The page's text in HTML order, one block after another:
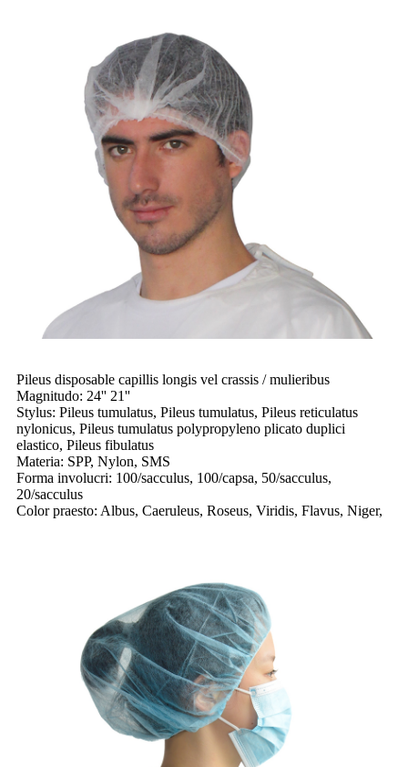
Pileus disposable capillis longis vel crassis / mulieribus
Magnitudo: 24'' 21''
Stylus: Pileus tumulatus, Pileus tumulatus, Pileus reticulatus
nylonicus, Pileus tumulatus polypropyleno plicato duplici
elastico, Pileus fibulatus
Materia: SPP, Nylon, SMS
Forma involucri: 100/sacculus, 100/capsa, 50/sacculus,
20/sacculus
Color praesto: Albus, Caeruleus, Roseus, Viridis, Flavus, Niger,